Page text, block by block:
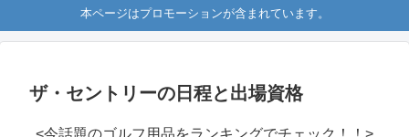
本ページはプロモーションが含まれています。
ザ・セントリーの日程と出場資格
<今話題のゴルフ用品をランキングでチェック！！>